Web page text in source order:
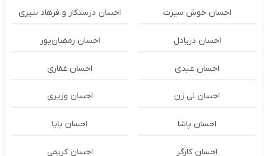
احسان خوش سیرت احسان درستكار و فرهاد شيرى
احسان دریادل احسان رمضان‌پور
احسان عبدی احسان غفاری
احسان نی زن احسان وزیری
احسان پاشا احسان پایا
احسان کارگر احسان کریمی